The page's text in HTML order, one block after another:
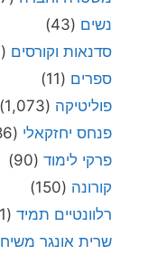
נשים (43)
סדנאות וקורסים (10)
ספרים (11)
פוליטיקה (1,073)
פנחס יחזקאלי (1,986)
פרקי לימוד (90)
קורונה (150)
רלוונטיים תמיד (4,091)
שרית אונגר משיח